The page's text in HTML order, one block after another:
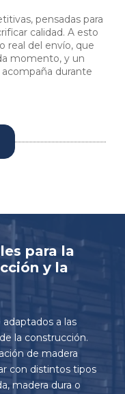
pensadas para
calidad. A esto
real del envío, que
momento, y un
durante
para la
y la
a las
la construcción.
de madera
con distintos tipos
madera dura o